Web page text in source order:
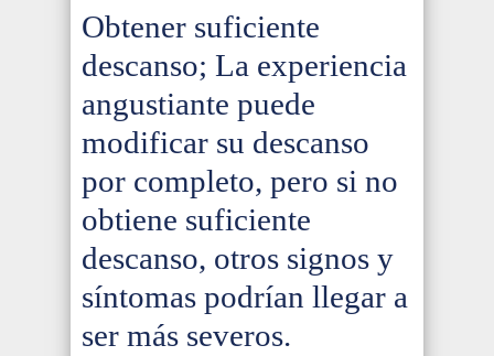
Obtener suficiente
descanso; La experiencia
angustiante puede
modificar su descanso
por completo, pero si no
obtiene suficiente
descanso, otros signos y
síntomas podrían llegar a
ser más severos.